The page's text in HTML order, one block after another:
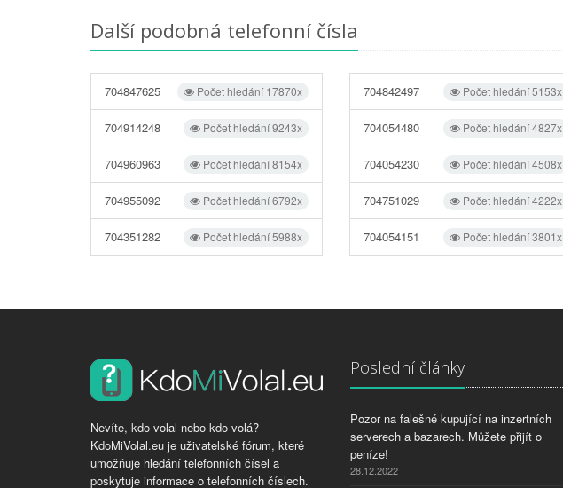
Další podobná telefonní čísla
Počet hledání 17870x
704847625
Počet hledání 9243x
704914248
Počet hledání 8154x
704960963
Počet hledání 6792x
704955092
Počet hledání 5988x
704351282
Počet hledání 5153x
704842497
Počet hledání 4827x
704054480
Počet hledání 4508x
704054230
Počet hledání 4222x
704751029
Počet hledání 3801x
704054151
Nevíte, kdo volal nebo kdo volá?
KdoMiVolal.eu je uživatelské fórum, které
umožňuje hledání telefonních čísel a
poskytuje informace o telefonních číslech.
Poslední články
Pozor na falešné kupující na inzertních
serverech a bazarech. Můžete přijít o
peníze!
28.12.2022